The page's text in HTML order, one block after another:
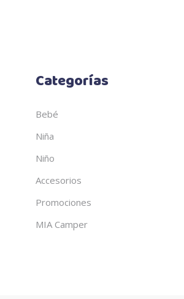
Categorías
Bebé
Niña
Niño
Accesorios
Promociones
MIA Camper